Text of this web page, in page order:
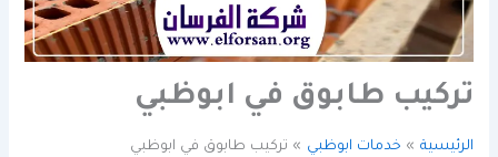
تركيب طابوق في ابوظبي
الرئيسية خدمات ابوظبي تركيب طابوق في ابوظبي